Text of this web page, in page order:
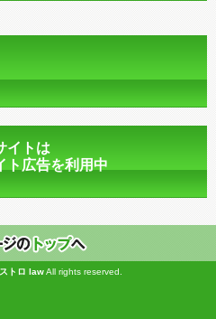
イトは
ト広告を利用中
トロ lawAll rights reserved.